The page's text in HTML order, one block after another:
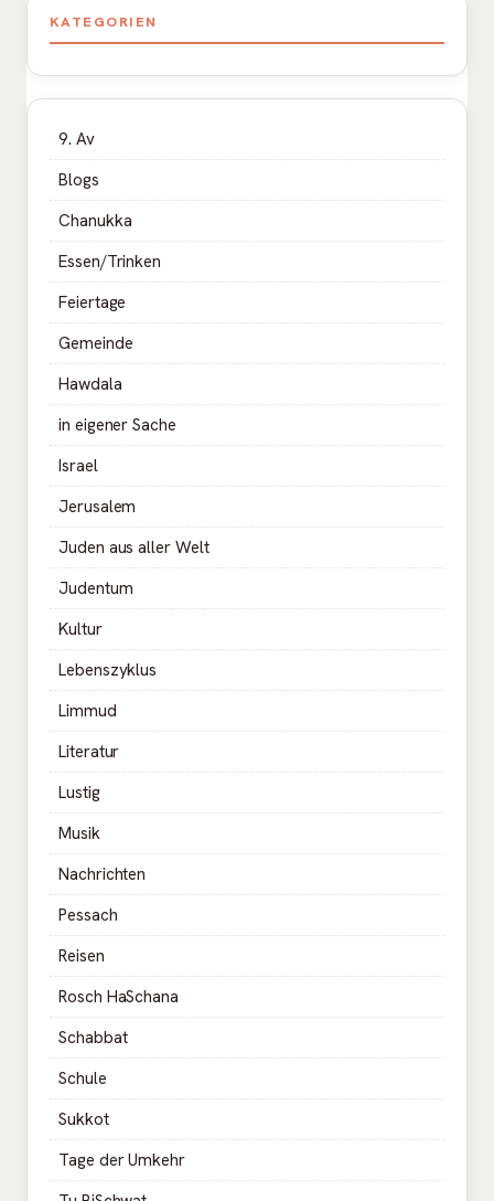
KATEGORIEN
9. Av
Blogs
Chanukka
Essen/Trinken
Feiertage
Gemeinde
Hawdala
in eigener Sache
Israel
Jerusalem
Juden aus aller Welt
Judentum
Kultur
Lebenszyklus
Limmud
Literatur
Lustig
Musik
Nachrichten
Pessach
Reisen
Rosch HaSchana
Schabbat
Schule
Sukkot
Tage der Umkehr